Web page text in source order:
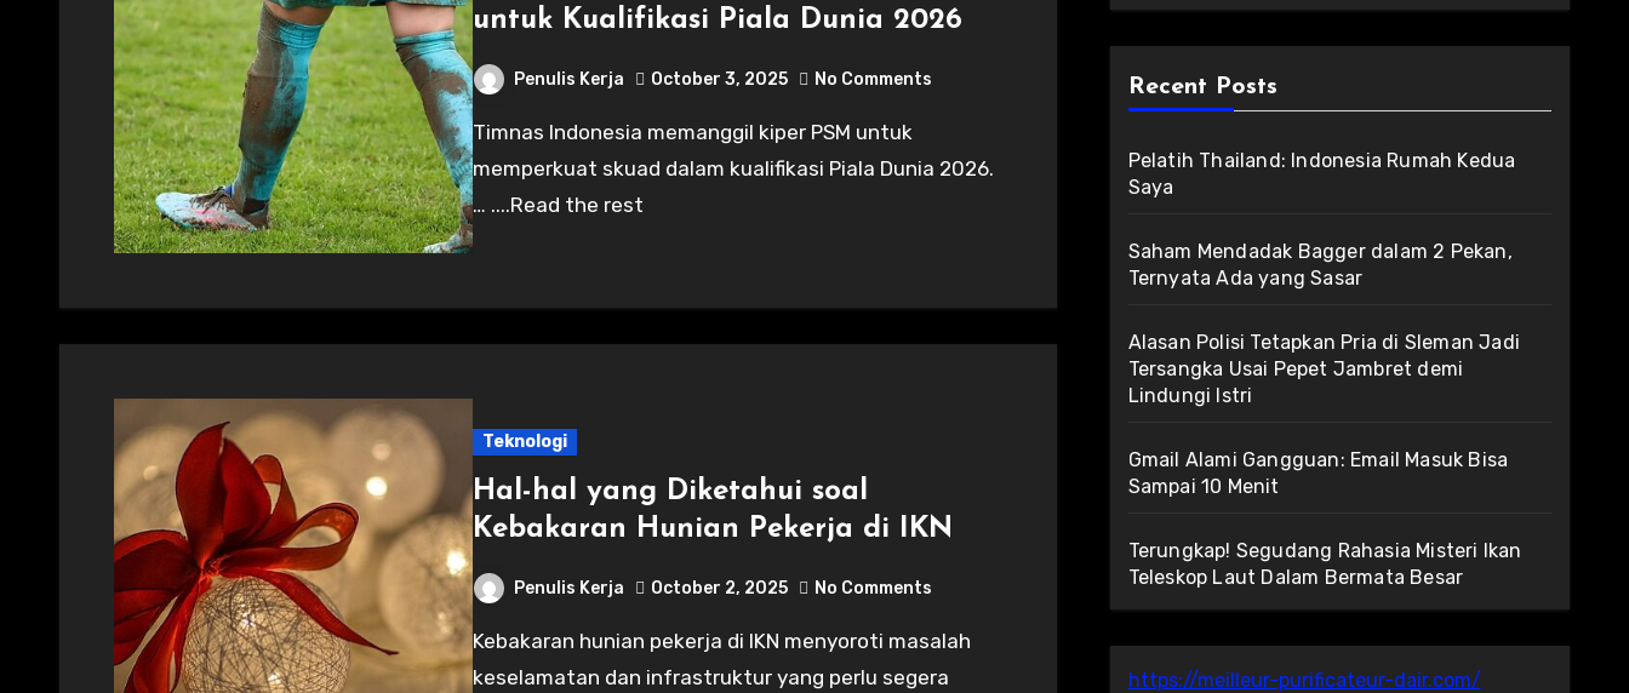
untuk Kualifikasi Piala Dunia 2026
Penulis Kerja October 3, 2025 No Comments
Timnas Indonesia memanggil kiper PSM untuk
memperkuat skuad dalam kualifikasi Piala Dunia 2026.
… ....Read the rest
Teknologi
Hal-hal yang Diketahui soal
Kebakaran Hunian Pekerja di IKN
Penulis Kerja October 2, 2025 No Comments
Kebakaran hunian pekerja di IKN menyoroti masalah
keselamatan dan infrastruktur yang perlu segera
Recent Posts
Pelatih Thailand: Indonesia Rumah Kedua
Saya
Saham Mendadak Bagger dalam 2 Pekan,
Ternyata Ada yang Sasar
Alasan Polisi Tetapkan Pria di Sleman Jadi
Tersangka Usai Pepet Jambret demi
Lindungi Istri
Gmail Alami Gangguan: Email Masuk Bisa
Sampai 10 Menit
Terungkap! Segudang Rahasia Misteri Ikan
Teleskop Laut Dalam Bermata Besar
https://meilleur-purificateur-dair.com/